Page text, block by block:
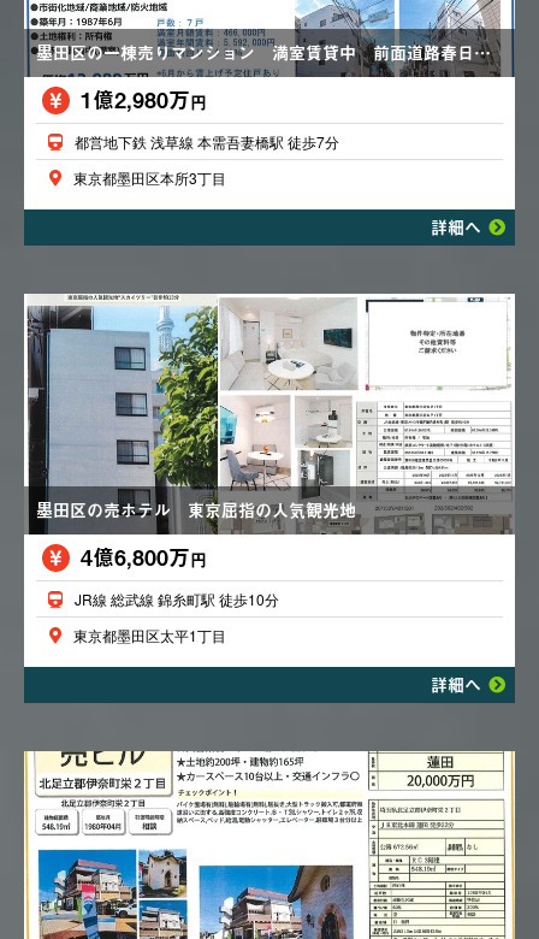
墨田区の一棟売りマンション 満室賃貸中 前面道路春日通り
1億2,980万円
都営地下鉄 浅草線 本需吾妻橋駅 徒歩7分
東京都墨田区本所3丁目
詳細へ
墨田区の売ホテル 東京屈指の人気観光地
4億6,800万円
JR線 総武線 錦糸町駅 徒歩10分
東京都墨田区太平1丁目
詳細へ